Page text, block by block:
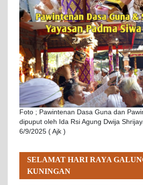
Foto ; Pawintenan Dasa Guna dan
dipuput oleh Ida Rsi Agung Dwija
6/9/2025 ( Ajk )
SELAMAT HARI RAYA
KUNINGAN